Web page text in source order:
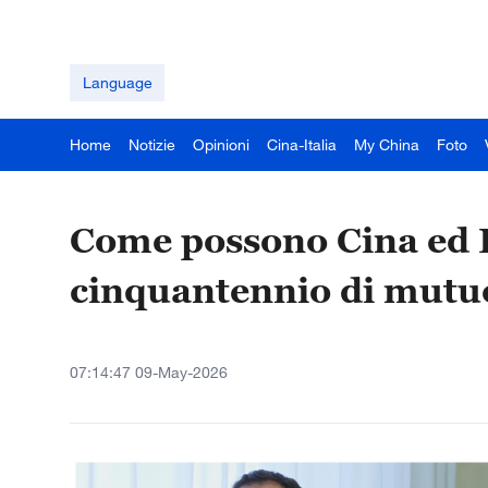
Language
Home Notizie Opinioni Cina-Italia My China Foto
Come possono Cina
cinquantennio di
07:14:47 09-May-2026